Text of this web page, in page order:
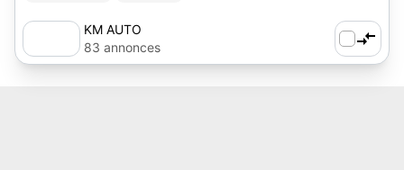
KM AUTO
83 annonces